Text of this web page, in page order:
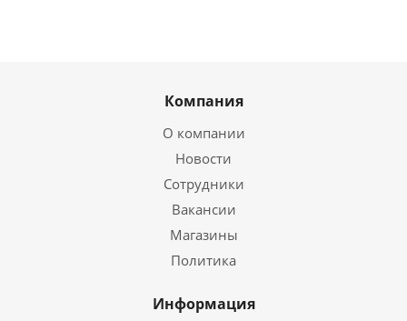
Компания
О компании
Новости
Сотрудники
Вакансии
Магазины
Политика
Информация